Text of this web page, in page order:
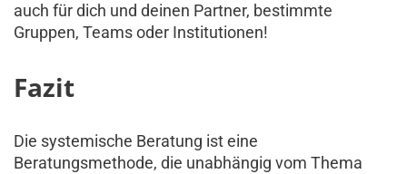
auch für dich und deinen Partner, bestimmte
Gruppen, Teams oder Institutionen!
Fazit
Die systemische Beratung ist eine
Beratungsmethode, die unabhängig vom Thema